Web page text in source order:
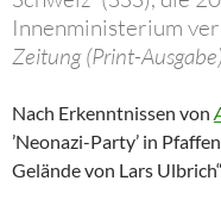
Innenministerium
Zeitung (Print-
Nach Erkenntnissen von
’Neonazi-Party’ in
Gelände von Lars